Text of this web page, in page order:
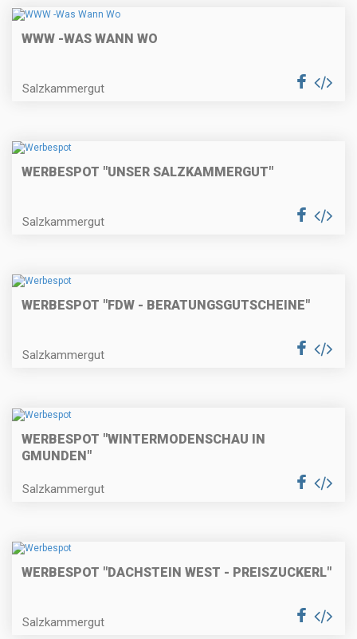
WWW -WAS WANN WO
Salzkammergut
WERBESPOT "UNSER SALZKAMMERGUT"
Salzkammergut
WERBESPOT "FDW - BERATUNGSGUTSCHEINE"
Salzkammergut
WERBESPOT "WINTERMODENSCHAU IN
GMUNDEN"
Salzkammergut
WERBESPOT "DACHSTEIN WEST - PREISZUCKERL"
Salzkammergut